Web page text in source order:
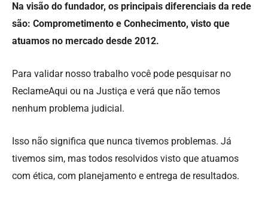
Na visão do fundador, os principais diferenciais da rede
são: Comprometimento e Conhecimento, visto que
atuamos no mercado desde 2012.
Para validar nosso trabalho você pode pesquisar no
ReclameAqui ou na Justiça e verá que não temos
nenhum problema judicial.
Isso não significa que nunca tivemos problemas. Já
tivemos sim, mas todos resolvidos visto que atuamos
com ética, com planejamento e entrega de resultados.